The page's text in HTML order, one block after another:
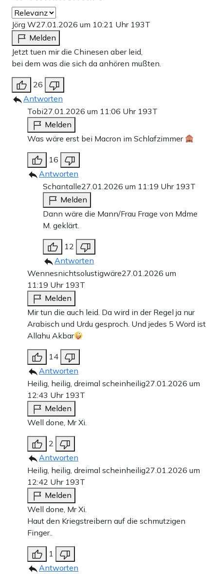
Jörg W27.01.2026 um 10:21 Uhr 193T
Melden
Jetzt tuen mir die Chinesen aber leid,
bei dem was die sich da anhören mußten.
26
Antworten
Tobi27.01.2026 um 11:06 Uhr 193T
Melden
Was wäre erst bei Macron im Schlafzimmer
16
Antworten
Schantalle27.01.2026 um 11:19 Uhr 193T
Melden
Dann wäre die Mann/Frau Frage von Mdme
M. geklärt.
12
Antworten
Wennesnichtsolustigwäre27.01.2026 um
11:19 Uhr 193T
Melden
Mir tun die auch leid. Da wird in der Regel ja nur
Arabisch und Urdu gesproch. Und jedes 5 Word ist
Allahu Akbar
14
Antworten
Heilig, heilig, dreimal scheinheilig27.01.2026 um
12:43 Uhr 193T
Melden
Well done, Mr Xi.
2
Antworten
Heilig, heilig, dreimal scheinheilig27.01.2026 um
12:42 Uhr 193T
Melden
Well done, Mr Xi.
Haut den Kriegstreibern auf die schmutzigen
Finger..
1
Antworten